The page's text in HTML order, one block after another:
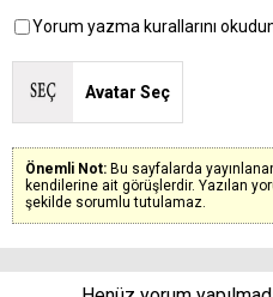
Yorum yazma kurallarını
Avatar Seç
Önemli Not: Bu sayfalarda
kendilerine ait görüşlerdir. Yazılan
şekilde sorumlu tutulamaz.